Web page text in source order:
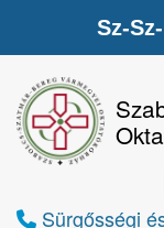
Sürgősségi
Sz-